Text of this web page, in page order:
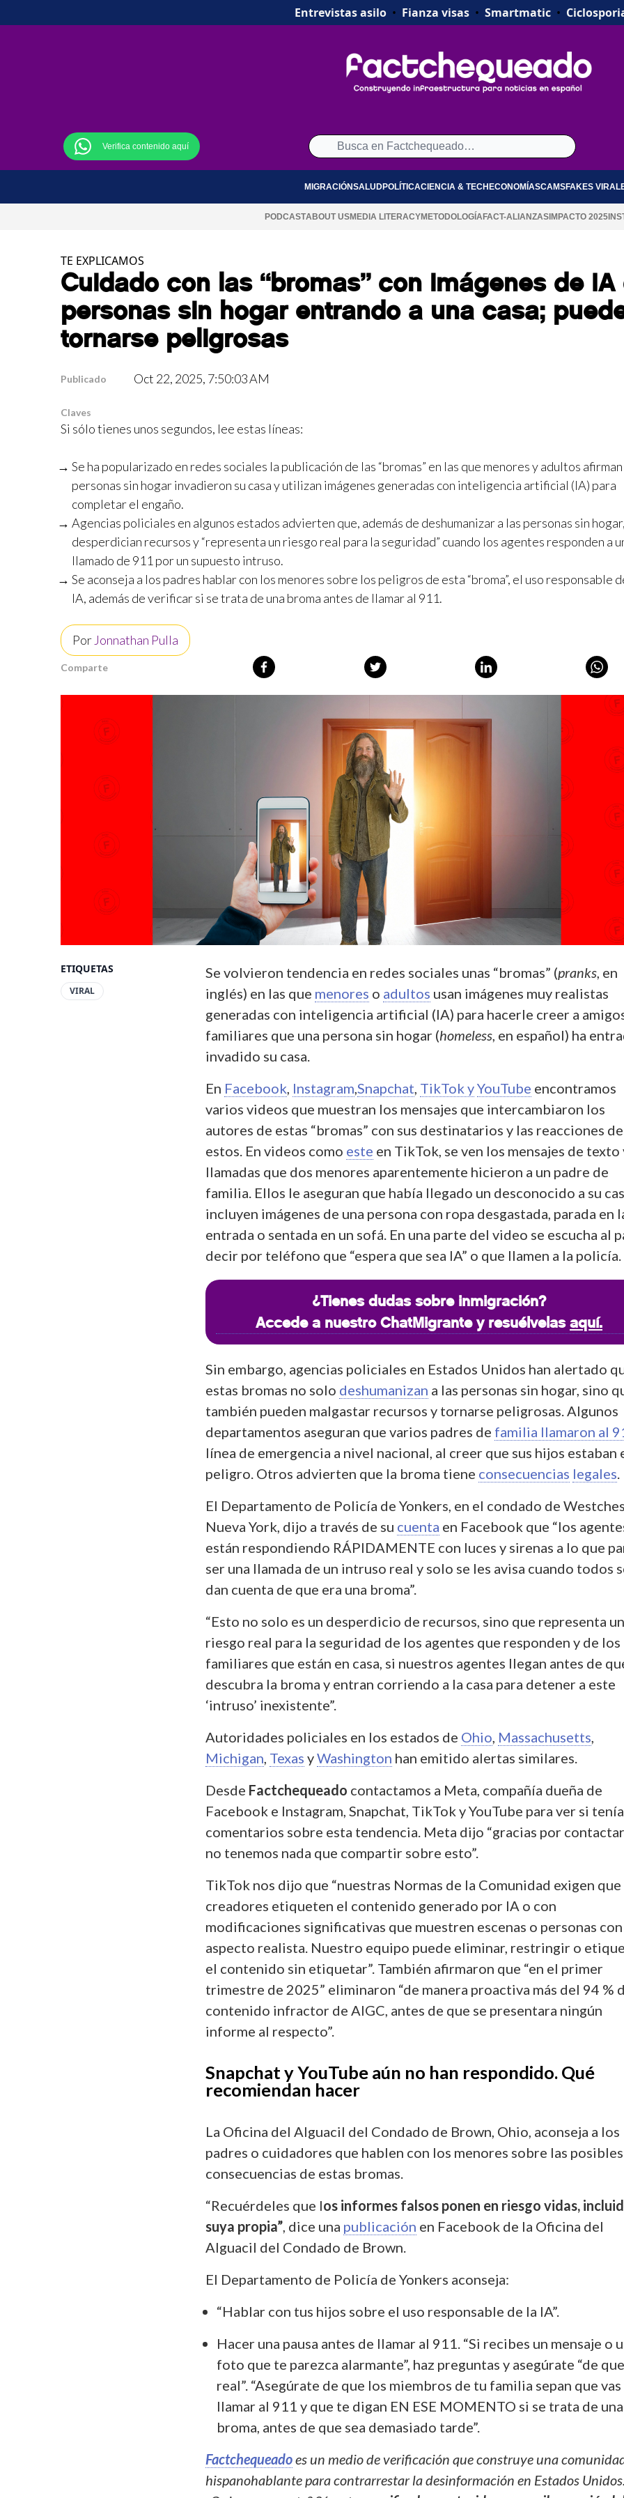
Entrevistas asilo• Fianza visas• Smartmatic•
Verifica contenido aquí
MIGRACIÓNSALUDPOLÍTICACIENCIA & TECH ECONOMÍASCAMSFAKES
PODCASTABOUT USMEDIA LITERACYMETODOLOGÍA FACT-ALIANZASIMPACTO 2025
TE EXPLICAMOS
Cuidado con las “bromas” con imágenes de IA
personas sin hogar entrando a una casa;
tornarse peligrosas
Publicado Oct 22, 2025, 7:50:03 AM
Claves
Si sólo tienes unos segundos, lee estas líneas:
Se ha popularizado en redes sociales la publicación de las “bromas” en las que menores y adultos
personas sin hogar invadieron su casa y utilizan imágenes generadas con inteligencia artificial (IA) para
completar el engaño.
Agencias policiales en algunos estados advierten que, además de deshumanizar a las personas sin
desperdician recursos y “representa un riesgo real para la seguridad” cuando los agentes responden a
llamado de 911 por un supuesto intruso.
Se aconseja a los padres hablar con los menores sobre los peligros de esta “broma”, el uso responsable
IA, además de verificar si se trata de una broma antes de llamar al 911.
Por Jonnathan Pulla
Comparte
ETIQUETAS
VIRAL
Se volvieron tendencia en redes sociales unas “bromas” (pranks , en
inglés) en las que menores o adultos usan imágenes muy realistas
generadas con inteligencia artificial (IA) para hacerle creer a
familiares que una persona sin hogar (homeless , en español) ha
invadido su casa.
En Facebook Instagram Snapchat TikTok yYouTube encontramos
varios videos que muestran los mensajes que intercambiaron los
autores de estas “bromas” con sus destinatarios y las reacciones de
estos. En videos como este en TikTok, se ven los mensajes de texto
llamadas que dos menores aparentemente hicieron a un padre de
familia. Ellos le aseguran que había llegado un desconocido a su
incluyen imágenes de una persona con ropa desgastada, parada en
entrada o sentada en un sofá. En una parte del video se escucha al
decir por teléfono que “espera que sea IA” o que llamen a la policía.
¿Tienes dudas sobre inmigración?
Accede a nuestro ChatMigrante y resuélvelasaquí.
Sin embargo, agencias policiales en Estados Unidos han alertado
estas bromas no solo deshumanizan a las personas sin hogar, sino
también pueden malgastar recursos y tornarse peligrosas. Algunos
departamentos aseguran que varios padres de familia llamaron al
línea de emergencia a nivel nacional, al creer que sus hijos estaban
peligro. Otros advierten que la broma tiene consecuencias legales
El Departamento de Policía de Yonkers, en el condado de
Nueva York, dijo a través de su cuenta en Facebook que “los
están respondiendo RÁPIDAMENTE con luces y sirenas a lo que
ser una llamada de un intruso real y solo se les avisa cuando todos
dan cuenta de que era una broma”.
“Esto no solo es un desperdicio de recursos, sino que representa un
riesgo real para la seguridad de los agentes que responden y de los
familiares que están en casa, si nuestros agentes llegan antes de
descubra la broma y entran corriendo a la casa para detener a este
‘intruso’ inexistente”.
Autoridades policiales en los estados de Ohio Massachusetts
Michigan Texas yWashington han emitido alertas similares.
Desde Factchequeado contactamos a Meta, compañía dueña de
Facebook e Instagram, Snapchat, TikTok y YouTube para ver si
comentarios sobre esta tendencia. Meta dijo “gracias por
no tenemos nada que compartir sobre esto”.
TikTok nos dijo que “nuestras Normas de la Comunidad exigen que
creadores etiqueten el contenido generado por IA o con
modificaciones significativas que muestren escenas o personas con
aspecto realista. Nuestro equipo puede eliminar, restringir o
el contenido sin etiquetar”. También afirmaron que “en el primer
trimestre de 2025” eliminaron “de manera proactiva más del 94 %
contenido infractor de AIGC, antes de que se presentara ningún
informe al respecto”.
Snapchat y YouTube aún no han respondido. Qué
recomiendan hacer
La Oficina del Alguacil del Condado de Brown, Ohio, aconseja a los
padres o cuidadores que hablen con los menores sobre las posibles
consecuencias de estas bromas.
“Recuérdeles que los informes falsos ponen en riesgo vidas,
suya propia” , dice una publicación en Facebook de la Oficina del
Alguacil del Condado de Brown.
El Departamento de Policía de Yonkers aconseja:
“Hablar con tus hijos sobre el uso responsable de la IA”.
Hacer una pausa antes de llamar al 911. “Si recibes un mensaje o
foto que te parezca alarmante”, haz preguntas y asegúrate “de
real”. “Asegúrate de que los miembros de tu familia sepan que vas
llamar al 911 y que te digan EN ESE MOMENTO si se trata de una
broma, antes de que sea demasiado tarde”.
Factchequeadoes un medio de verificación que construye una
hispanohablante para contrarrestar la desinformación en Estados Unidos.